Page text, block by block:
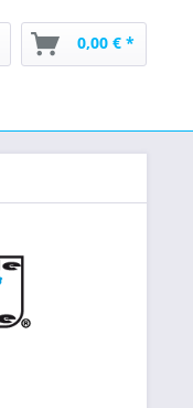
0,00 € *